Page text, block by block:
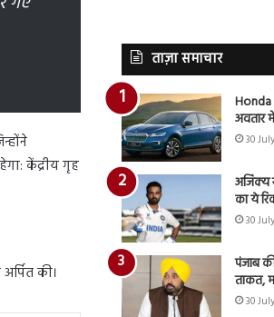
केंद्रीय गृह
की।
ताज़ा समाचार
अवतार
30
अजिंक्य
का ये
30
पंजाब
ताकत,
30